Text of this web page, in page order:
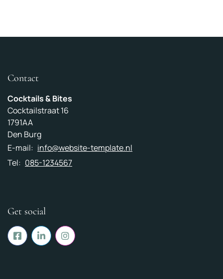
Contact
Cocktails & Bites
Cocktailstraat 16
1791AA
Den Burg
E-mail: info@website-template.nl
Tel: 085-1234567
Get social